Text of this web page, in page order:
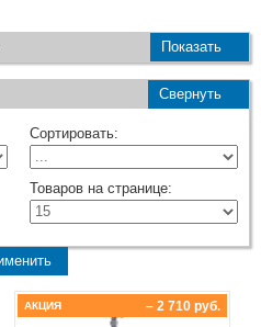
Показать
Свернуть
Сортировать:
Товаров на странице:
– 2 710 руб.
АКЦИЯ